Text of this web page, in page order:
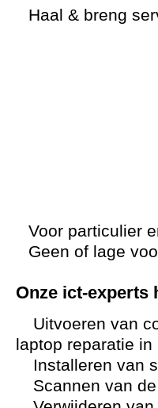
Haal & breng
Voor particulier
Geen of lage
Onze ict-experts
Uitvoeren van
laptop reparatie
Installeren van
Scannen van